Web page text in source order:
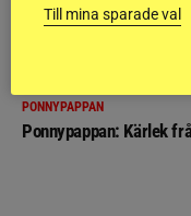
PONNYPAPPAN
Ponnypappan: Kärlek
Till mina sparade val